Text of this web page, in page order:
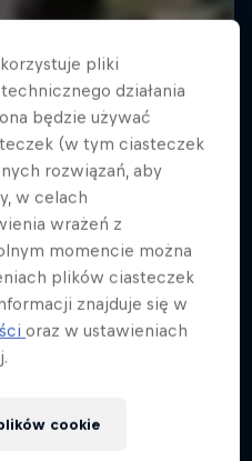
Don't Lie
talentów
pliki
działania
będzie używać
(w tym ciasteczek
rozwiązań, aby
w celach
wrażeń z
momencie można
plików ciasteczek
znajduje się w
oraz w ustawieniach
cookie